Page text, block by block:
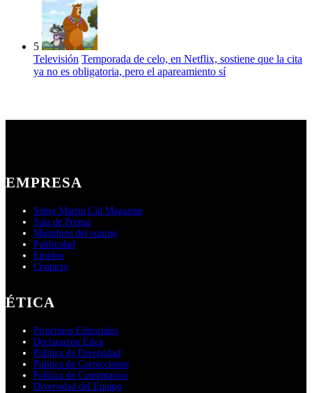
5
Televisión Temporada de celo, en Netflix, sostiene que la cita
ya no es obligatoria, pero el apareamiento sí
EMPRESA
Sobre Martin Cid Magazine
Sala de Prensa
Miembros del equipo
Publicidad
Empleo
Contacto
ÉTICA
Principios Editoriales
Declaración Ética
Política de Diversidad
Política de Correcciones
Política de Comentarios
Diversidad del Equipo